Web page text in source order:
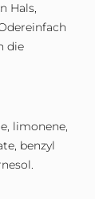
Hals,
die
limonene,
benzyl